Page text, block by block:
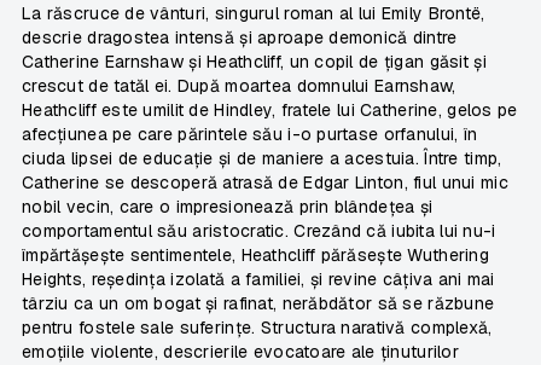
La răscruce de vânturi, singurul roman al lui Emily Brontë,
descrie dragostea intensă și aproape demonică dintre
Catherine Earnshaw și Heathcliff, un copil de țigan găsit și
crescut de tatăl ei. După moartea domnului Earnshaw,
Heathcliff este umilit de Hindley, fratele lui Catherine, gelos pe
afecțiunea pe care părintele său i-o purtase orfanului, în
ciuda lipsei de educație și de maniere a acestuia. Între timp,
Catherine se descoperă atrasă de Edgar Linton, fiul unui mic
nobil vecin, care o impresionează prin blândețea și
comportamentul său aristocratic. Crezând că iubita lui nu-i
împărtășește sentimentele, Heathcliff părăsește Wuthering
Heights, reședința izolată a familiei, și revine câțiva ani mai
târziu ca un om bogat și rafinat, nerăbdător să se răzbune
pentru fostele sale suferințe. Structura narativă complexă,
emoțiile violente, descrierile evocatoare ale ținuturilor